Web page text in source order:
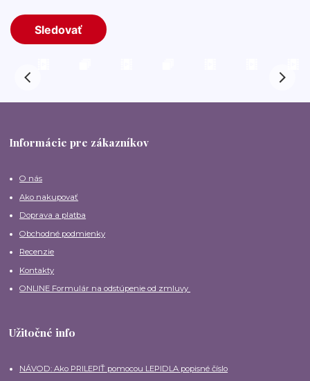
Informácie pre zákazníkov
O nás
Ako nakupovať
Doprava a platba
Obchodné podmienky
Recenzie
Kontakty
ONLINE Formulár na odstúpenie od zmluvy
Užitočné info
NÁVOD: Ako PRILEPIŤ pomocou LEPIDLA popisné číslo